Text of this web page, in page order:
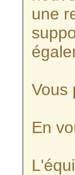
une
Vous
En